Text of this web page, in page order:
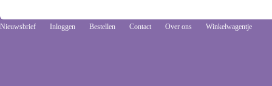
Nieuwsbrief Inloggen Bestellen Contact Over ons Winkelwagentje